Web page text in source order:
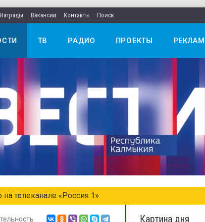
Награды Вакансии Контакты Поиск
ТВ РАДИО ПРОЕКТЫ
телеканале «Россия 1»
Картина дня